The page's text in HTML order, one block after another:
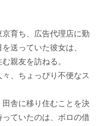
育ち、広告代理店に勤
送っていた彼女は、
親友を訪ねる。
、ちょっぴり不便なス
舎に移り住むことを決
ていたのは、ボロの借